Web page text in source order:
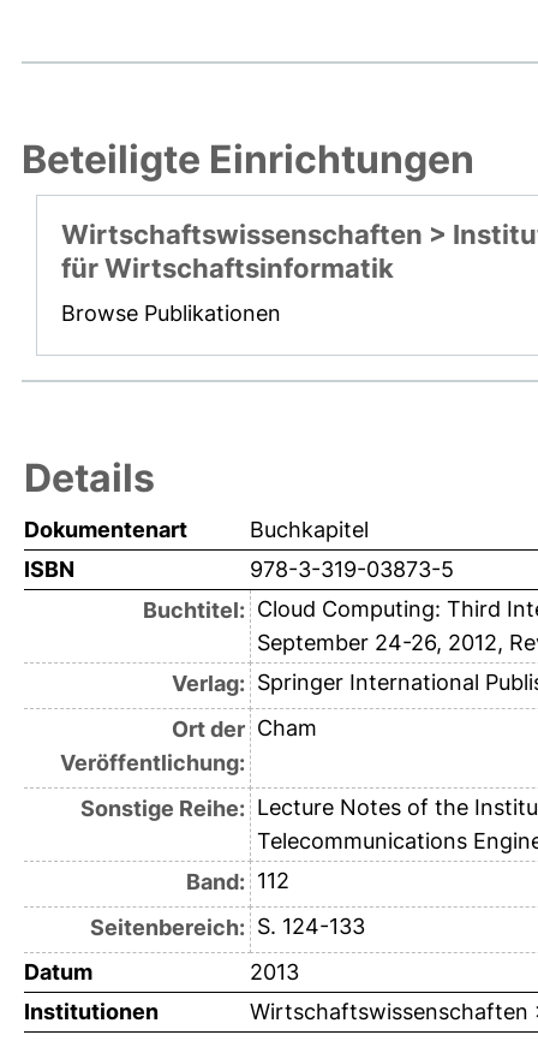
Beteiligte Einrichtungen
Wirtschaftswissenschaften >
für Wirtschaftsinformatik
Browse Publikationen
Details
Dokumentenart
Buchkapitel
ISBN
978-3-319-03873-5
Buchtitel: Cloud Computing: Third
September 24-26, 2012,
Verlag: Springer International
Ort der
Veröffentlichung:
Cham
Sonstige Reihe: Lecture Notes of the
Telecommunications
Band: 112
Seitenbereich: S. 124-133
Datum
2013
Institutionen